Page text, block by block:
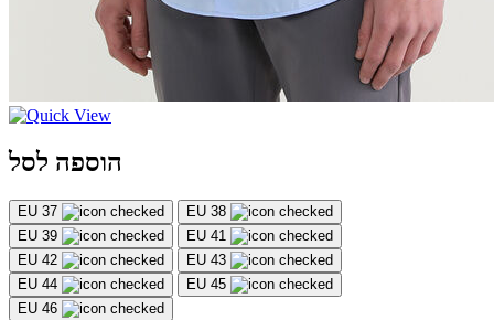
הוספה לסל
EU 37
EU 38
EU 39
EU 41
EU 42
EU 43
EU 44
EU 45
EU 46